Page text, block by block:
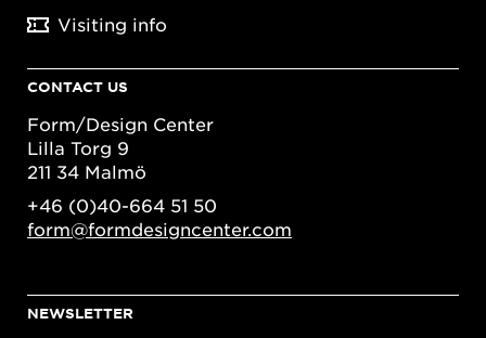
Visiting info
CONTACT US
Form/Design Center
Lilla Torg 9
211 34 Malmö
+46 (0)40-664 51 50
form@formdesigncenter.com
NEWSLETTER